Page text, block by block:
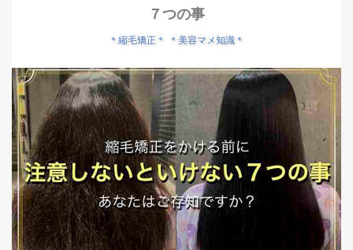
７つの事
＊縮毛矯正＊ ＊美容マメ知識＊